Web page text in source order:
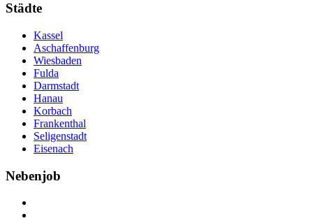
Städte
Kassel
Aschaffenburg
Wiesbaden
Fulda
Darmstadt
Hanau
Korbach
Frankenthal
Seligenstadt
Eisenach
Nebenjob